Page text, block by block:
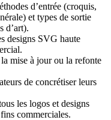
d’entrée (croquis,
et types de sortie
d’art).
designs SVG haute
mise à jour ou la refonte
de concrétiser leurs
les logos et designs
commerciales.